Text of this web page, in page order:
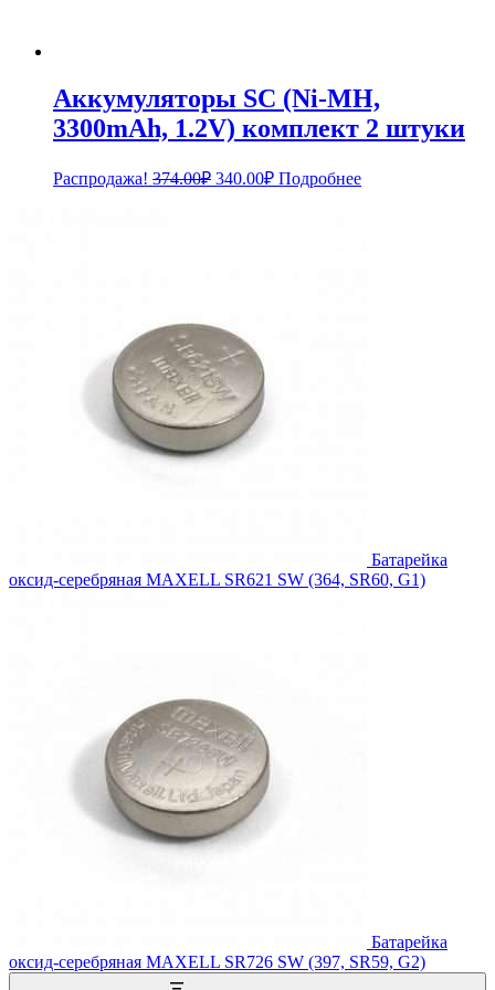
Аккумуляторы SC (Ni-MH,
3300mAh, 1.2V) комплект 2 штуки
Распродажа! 374.00₽ Первоначальная
340.00₽Текущая
цена:
Подробнее
Батарейка
оксид-серебряная MAXELL SR621 SW (364, SR60, G1)
Батарейка
оксид-серебряная MAXELL SR726 SW (397, SR59, G2)